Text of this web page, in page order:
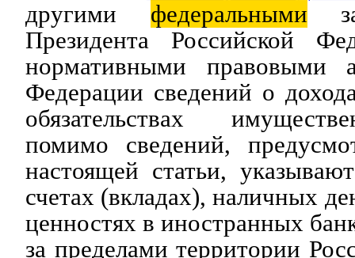
другими федеральными
Президента Российской
нормативными правовыми
Федерации сведений о
обязательствах
помимо сведений,
настоящей статьи,
счетах (вкладах), наличных
ценностях в иностранных
за пределами территории